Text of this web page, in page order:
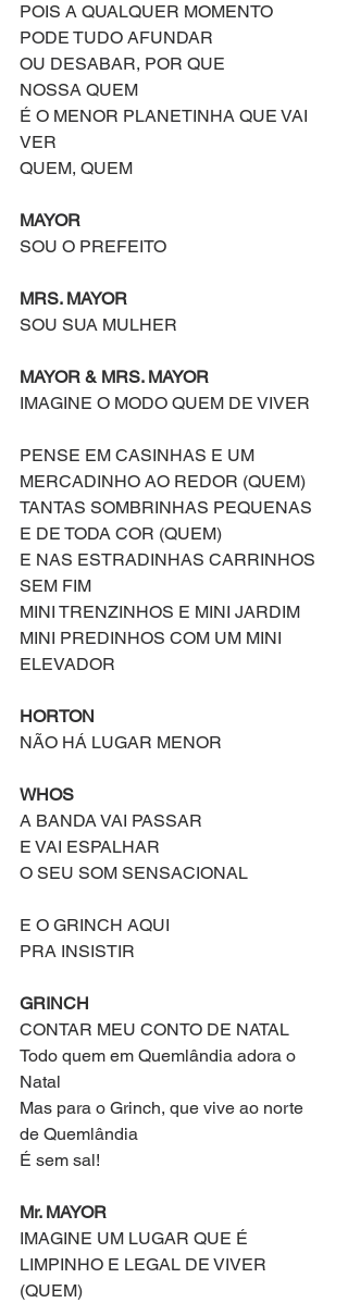
POIS A QUALQUER MOMENTO
PODE TUDO AFUNDAR
OU DESABAR, POR QUE
NOSSA QUEM
É O MENOR PLANETINHA QUE VAI
VER
QUEM, QUEM
MAYOR
SOU O PREFEITO
MRS. MAYOR
SOU SUA MULHER
MAYOR & MRS. MAYOR
IMAGINE O MODO QUEM DE VIVER
PENSE EM CASINHAS E UM
MERCADINHO AO REDOR (QUEM)
TANTAS SOMBRINHAS PEQUENAS
E DE TODA COR (QUEM)
E NAS ESTRADINHAS CARRINHOS
SEM FIM
MINI TRENZINHOS E MINI JARDIM
MINI PREDINHOS COM UM MINI
ELEVADOR
HORTON
NÃO HÁ LUGAR MENOR
WHOS
A BANDA VAI PASSAR
E VAI ESPALHAR
O SEU SOM SENSACIONAL
E O GRINCH AQUI
PRA INSISTIR
GRINCH
CONTAR MEU CONTO DE NATAL
Todo quem em Quemlândia adora o
Natal
Mas para o Grinch, que vive ao norte
de Quemlândia
É sem sal!
Mr. MAYOR
IMAGINE UM LUGAR QUE É
LIMPINHO E LEGAL DE VIVER
(QUEM)